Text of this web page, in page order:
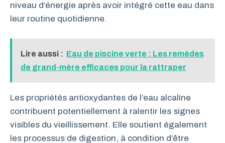
niveau d’énergie après avoir intégré cette eau dans
leur routine quotidienne.
Lire aussi : Eau de piscine verte : Les remèdes
de grand-mère efficaces pour la rattraper
Les propriétés antioxydantes de l’eau alcaline
contribuent potentiellement à ralentir les signes
visibles du vieillissement. Elle soutient également
les processus de digestion, à condition d’être